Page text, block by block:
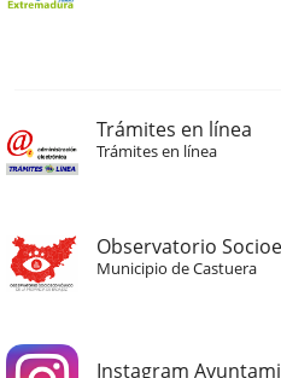
Trámites en línea
Trámites en línea
Observatorio
Municipio de Castuera
Instagram